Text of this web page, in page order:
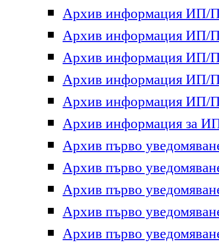
Архив информация ИП/
Архив информация ИП/
Архив информация ИП/
Архив информация ИП/
Архив информация ИП/
Архив информация за
Архив първо
Архив първо
Архив първо
Архив първо
Архив първо